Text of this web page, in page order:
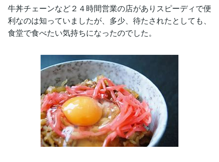
牛丼チェーンなど２４時間営業の店がありスピーディで便
利なのは知っていましたが、多少、待たされたとしても、
食堂で食べたい気持ちになったのでした。